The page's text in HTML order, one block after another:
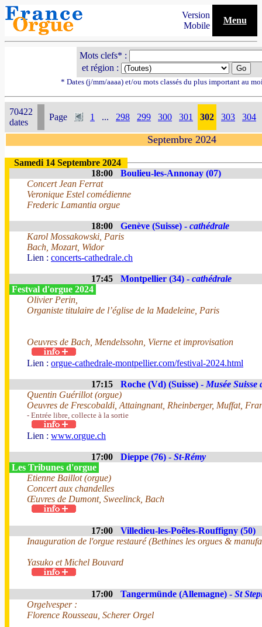
Version
Mobile
Menu
Mots clefs* :
et région :
* Dates (j/mm/aaaa) et/ou mots classés du plus important au
70422
dates
Page 1 ... 298 299 300 301 302 303 304
Septembre 2024
Samedi 14 Septembre 2024
18:00
Boulieu-les-Annonay (07)
Concert Jean Ferrat
Veronique Estel comédienne
Frederic Lamantia orgue
18:00 Genève (Suisse) - cathédrale
Karol Mossakowski, Paris
Bach, Mozart, Widor
Lien : concerts-cathedrale.ch
17:45 Montpellier (34) - cathédrale
Festval d'orgue 2024
Olivier Perin,
Organiste titulaire de l’église de la Madeleine, Paris
Oeuvres de Bach, Mendelssohn, Vierne et improvisation
Lien : orgue-cathedrale-montpellier.com/festival-2024.html
17:15 Roche (Vd) (Suisse) - Musée Suisse
Quentin Guérillot (orgue)
Oeuvres de Frescobaldi, Attaingnant, Rheinberger, Muffat,
- Entrée libre, collecte à la sortie
Lien : www.orgue.ch
17:00 Dieppe (76) - St-Rémy
Les Tribunes d'orgue
Etienne Baillot (orgue)
Concert aux chandelles
Œuvres de Dumont, Sweelinck, Bach
17:00
Villedieu-les-Poêles-Rouffigny (50)
Inauguration de l'orgue restauré (Bethines les orgues &
Yasuko et Michel Bouvard
17:00 Tangermünde (Allemagne) - St
Orgelvesper :
Florence Rousseau, Scherer Orgel